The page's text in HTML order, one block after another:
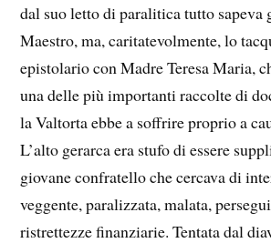
dal suo letto di paralitica tutto
Maestro, ma, caritatevolmente, lo
epistolario con Madre Teresa Maria,
una delle più importanti raccolte di
la Valtorta ebbe a soffrire proprio a
L’alto gerarca era stufo di essere
giovane confratello che cercava di
veggente, paralizzata, malata,
ristrettezze finanziarie. Tentata dal